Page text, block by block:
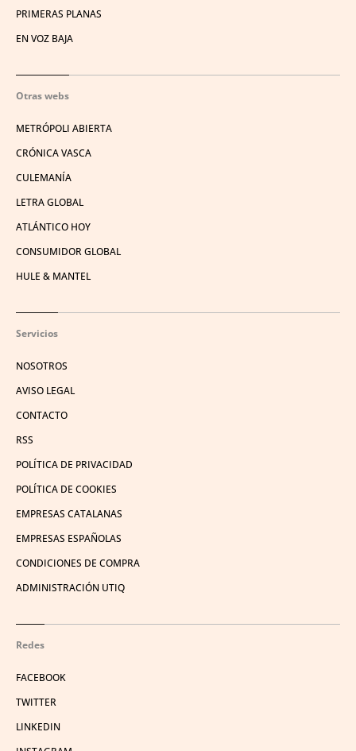
PRIMERAS PLANAS
EN VOZ BAJA
Otras webs
METRÓPOLI ABIERTA
CRÓNICA VASCA
CULEMANÍA
LETRA GLOBAL
ATLÁNTICO HOY
CONSUMIDOR GLOBAL
HULE & MANTEL
Servicios
NOSOTROS
AVISO LEGAL
CONTACTO
RSS
POLÍTICA DE PRIVACIDAD
POLÍTICA DE COOKIES
EMPRESAS CATALANAS
EMPRESAS ESPAÑOLAS
CONDICIONES DE COMPRA
ADMINISTRACIÓN UTIQ
Redes
FACEBOOK
TWITTER
LINKEDIN